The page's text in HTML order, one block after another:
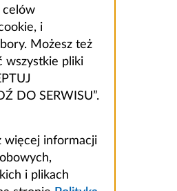
celów
i
Możesz też
wszystkie pliki
DO SERWISU”.
więcej informacji
i plikach